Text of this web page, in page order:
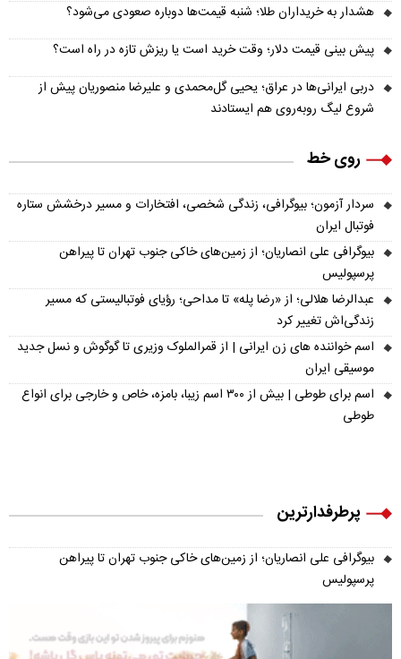
هشدار به خریداران طلا؛ شنبه قیمت‌ها دوباره صعودی می‌شود؟
پیش‌ بینی قیمت دلار؛ وقت خرید است یا ریزش تازه در راه است؟
دربی ایرانی‌ها در عراق؛ یحیی گل‌محمدی و علیرضا منصوریان پیش از
شروع لیگ روبه‌روی هم ایستادند
روی خط
سردار آزمون؛ بیوگرافی، زندگی شخصی، افتخارات و مسیر درخشش ستاره
فوتبال ایران
بیوگرافی علی انصاریان؛ از زمین‌های خاکی جنوب تهران تا پیراهن
پرسپولیس
عبدالرضا هلالی؛ از «رضا پله» تا مداحی؛ رؤیای فوتبالیستی که مسیر
زندگی‌اش تغییر کرد
اسم خواننده های زن ایرانی | از قمرالملوک وزیری تا گوگوش و نسل جدید
موسیقی ایران
اسم برای طوطی | بیش از ۳۰۰ اسم زیبا، بامزه، خاص و خارجی برای انواع
طوطی
پرطرفدارترین
بیوگرافی علی انصاریان؛ از زمین‌های خاکی جنوب تهران تا پیراهن
پرسپولیس